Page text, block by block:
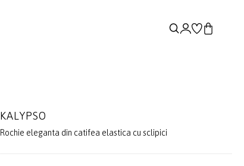
KALYPSO
Rochie eleganta din catifea elastica cu sclipici